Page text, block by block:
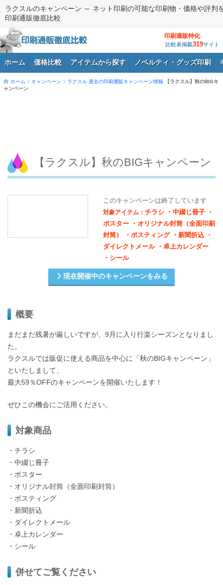
ラクスルのキャンペーン ～ ネット印刷の可能な印刷物・価格や評判
印刷通販徹底比較
印刷通販特化
比較表掲載319サイト
ホーム 価格比較 アイテムから探す ノベルティ・グッズ印刷
ホーム キャンペーン ラクスル 過去の印刷通販キャンペーン情報
【ラクスル】秋のBIGキ
ャンペーン
【ラクスル】秋のBIGキャンペーン
このキャンペーンは終了しています
対象アイテム： チラシ ・中綴じ冊子 ・
ポスター ・オリジナル封筒（全面印刷
封筒） ・ポスティング ・新聞折込 ・
ダイレクトメール ・卓上カレンダー
・シール
現在開催中のキャンペーンをみる
概要
まだまだ残暑が厳しいですが、9月に入り行楽シーズンとなりまし
た。
ラクスルでは販促に使える商品を中心に「秋のBIGキャンペーン」
といたしまして、
最大59％OFFのキャンペーンを開催いたします！
ぜひこの機会にご活用ください。
対象商品
・チラシ
・中綴じ冊子
・ポスター
・オリジナル封筒（全面印刷封筒）
・ポスティング
・新聞折込
・ダイレクトメール
・卓上カレンダー
・シール
併せてご覧ください